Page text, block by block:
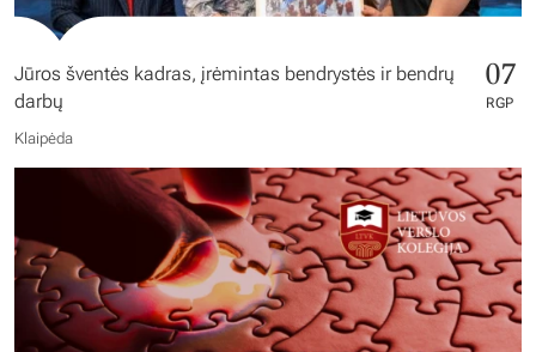
Jūros šventės kadras, įrėmintas bendrystės ir bendrų
darbų
07
RGP
Klaipėda